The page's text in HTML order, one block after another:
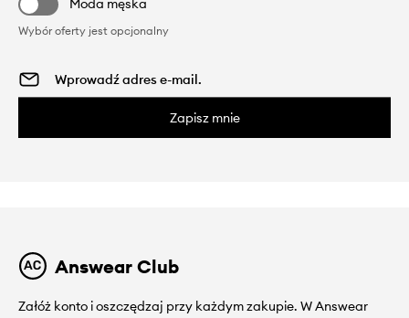
Moda męska
Wybór oferty jest opcjonalny
Zapisz mnie
Answear Club
Załóż konto i oszczędzaj przy każdym zakupie. W Answear